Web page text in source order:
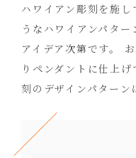
ハワイアン彫刻を施
うなハワイアンパタ
アイデア次第です。
りペンダントに仕上
刻のデザインパターン